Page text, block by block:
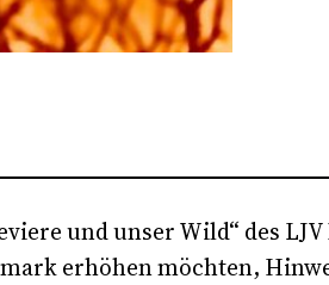
und unser Wild“ des
erhöhen möchten,